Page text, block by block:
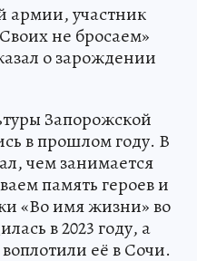
армии, участник
не бросаем»
о зарождении
Запорожской
в прошлом году. В
чем занимается
память героев и
«Во имя жизни» во
в 2023 году, а
её в Сочи.